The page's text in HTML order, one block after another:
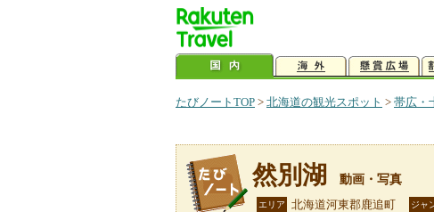
たびノートTOP > 北海道の観光スポット > 帯広・
然別湖 動画・写真
エリア 北海道河東郡鹿追町 ジャ